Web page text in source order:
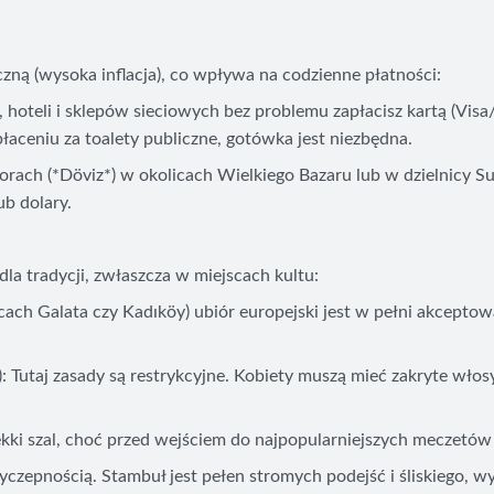
(wysoka inflacja), co wpływa na codzienne płatności:
i sklepów sieciowych bez problemu zapłacisz kartą
za toalety publiczne, gotówka jest niezbędna.
(*Döviz*) w okolicach Wielkiego Bazaru lub w dzielnicy
dolary.
tradycji, zwłaszcza w miejscach kultu:
Galata czy Kadıköy) ubiór europejski jest w pełni
zasady są restrykcyjne. Kobiety muszą mieć zakryte
szal, choć przed wejściem do najpopularniejszych
Stambuł jest pełen stromych podejść i śliskiego,